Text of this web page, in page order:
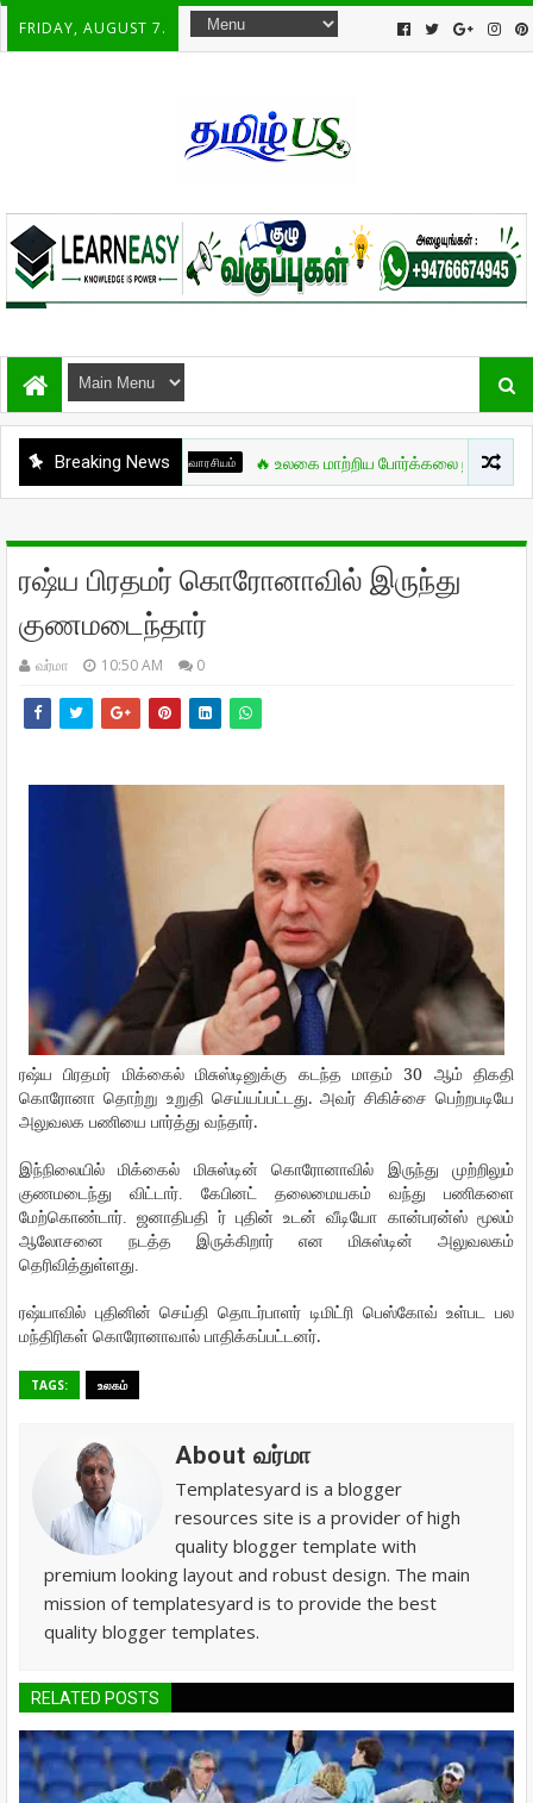
FRIDAY, AUGUST 7.
Breaking News
சுவாரசியம் 🔥 உலகை மாற்றிய போர்க்கலை நாயகன் – Bruce
ரஷ்ய பிரதமர் கொரோனாவில் இருந்து
குணமடைந்தார்
வர்மா 10:50 AM 0
ரஷ்ய பிரதமர் மிக்கைல் மிசுஸ்டினுக்கு கடந்த மாதம்30 ஆம் திகதி
கொரோனா தொற்று உறுதி செய்யப்பட்டது.அவர் சிகிச்சை பெற்றபடியே
அலுவலக பணியை பார்த்து வந்தார்.
இந்நிலையில் மிக்கைல் மிசுஸ்டின் கொரோனாவில் இருந்து
முற்றிலும்
குணமடைந்து
விட்டார். கேபினட் தலைமையகம் வந்து
பணிகளை
மேற்கொண்டார்.ஜனாதிபதி ர் புதின் உடன் வீடியோ கான்பரன்ஸ் மூலம்
ஆலோசனை
நடத்த இருக்கிறார் என மிசுஸ்டின்
அலுவலகம்
தெரிவித்துள்ளது.
ரஷ்யாவில் புதினின் செய்தி தொடர்பாளர் டிமிட்ரி பெஸ்கோவ் உள்பட பல
மந்திரிகள் கொரோனாவால் பாதிக்கப்பட்டனர்.
TAGS: உலகம்
About வர்மா
Templatesyard is a blogger
resources site is a provider of high
quality blogger template with
premium looking layout and robust design. The main
mission of templatesyard is to provide the best
quality blogger templates.
RELATED POSTS